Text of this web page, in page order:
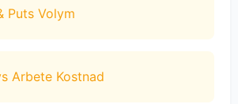
Puts Volym
Arbete Kostnad